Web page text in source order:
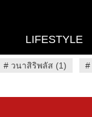
LIFESTYLE
# วนาสิริพลัส (1) #